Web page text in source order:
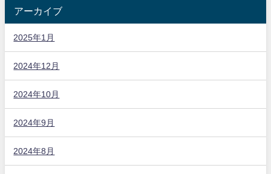
アーカイブ
2025年1月
2024年12月
2024年10月
2024年9月
2024年8月